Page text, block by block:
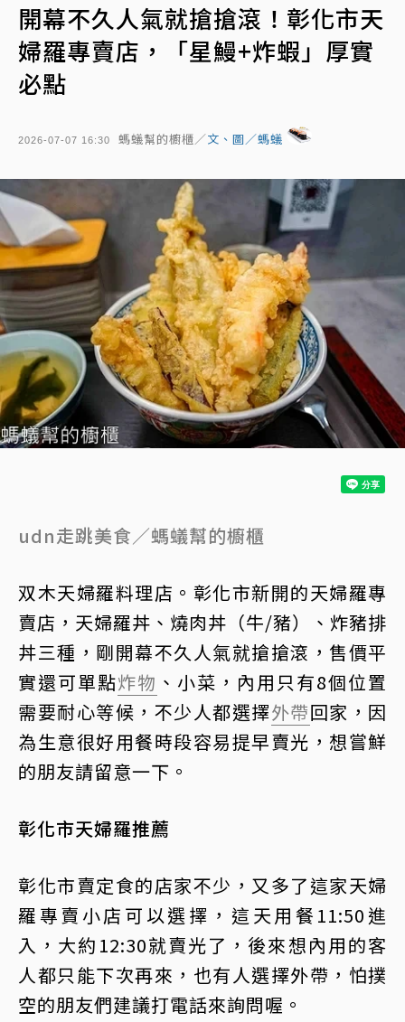
開幕不久人氣就搶搶滾！彰化市天
婦羅專賣店，「星鰻+炸蝦」厚實
必點
2026-07-07 16:30 螞蟻幫的櫥櫃／文、圖／螞蟻
udn走跳美食／螞蟻幫的櫥櫃
双木天婦羅料理店。彰化市新開的天婦羅專
賣店，天婦羅丼、燒肉丼（牛/豬）、炸豬排
丼三種，剛開幕不久人氣就搶搶滾，售價平
實還可單點炸物 、小菜，內用只有8個位置
需要耐心等候，不少人都選擇外帶回家，因
為生意很好用餐時段容易提早賣光，想嘗鮮
的朋友請留意一下。
彰化市天婦羅推薦
彰化市賣定食的店家不少，又多了這家天婦
羅專賣小店可以選擇，這天用餐11:50進
入，大約12:30就賣光了，後來想內用的客
人都只能下次再來，也有人選擇外帶，怕撲
空的朋友們建議打電話來詢問喔。